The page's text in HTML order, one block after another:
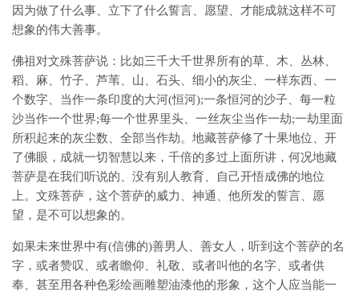
因为做了什么事、立下了什么誓言、愿望、才能成就这样不可
想象的伟大善事。
佛祖对文殊菩萨说：比如三千大千世界所有的草、木、丛林、
稻、麻、竹子、芦苇、山、石头、细小的灰尘、一样东西、一
个数字、当作一条印度的大河(恒河);一条恒河的沙子、每一粒
沙当作一个世界;每一个世界里头、一丝灰尘当作一劫;一劫里面
所积起来的灰尘数、全部当作劫。地藏菩萨修了十果地位、开
了佛眼，成就一切智慧以来，千倍的多过上面所讲，何况地藏
菩萨是在我们听说的、没有别人教育、自己开悟成佛的地位
上。文殊菩萨，这个菩萨的威力、神通、他所发的誓言、愿
望，是不可以想象的。
如果未来世界中有(信佛的)善男人、善女人，听到这个菩萨的名
字，或者赞叹、或者瞻仰、礼敬、或者叫他的名字、或者供
奉、甚至用各种色彩绘画雕塑油漆他的形象，这个人应当能一